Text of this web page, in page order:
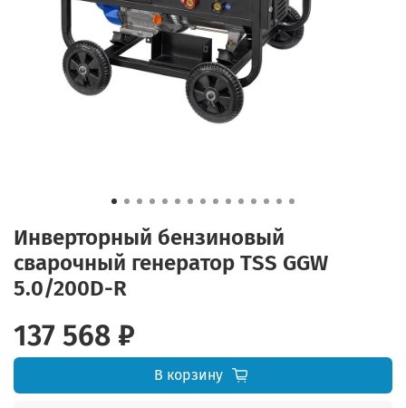
Инверторный бензиновый
сварочный генератор TSS GGW
5.0/200D-R
137 568 ₽
В корзину